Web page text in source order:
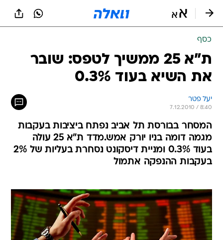
כסף
ת"א 25 ממשיך לטפס: שובר
את השיא בעוד 0.3%
יעל פטר
7.12.2010 / 8:40
המסחר בבורסת תל אביב נפתח ביציבות בעקבות
מגמה דומה בניו יורק אמש.מדד ת"א 25 עולה
בעוד 0.3% ומניית דיסקונט נסחרת בעליות של 2%
בעקבות ההנפקה אתמול